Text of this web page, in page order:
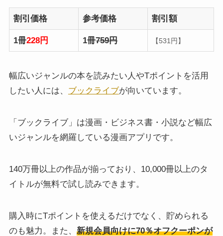
割引価格 参考価格 割引額
1冊228円 1冊759円 【531円】
幅広いジャンルの本を読みたい人やTポイントを活用
したい人には、 ブックライブが向いています。
「ブックライブ」は漫画・ビジネス書・小説など幅広
いジャンルを網羅している漫画アプリです。
140万冊以上の作品が揃っており、10,000冊以上のタ
イトルが無料で試し読みできます。
購入時にTポイントを使えるだけでなく、貯められる
のも魅力。また、 新規会員向けに70％オフクーポンが